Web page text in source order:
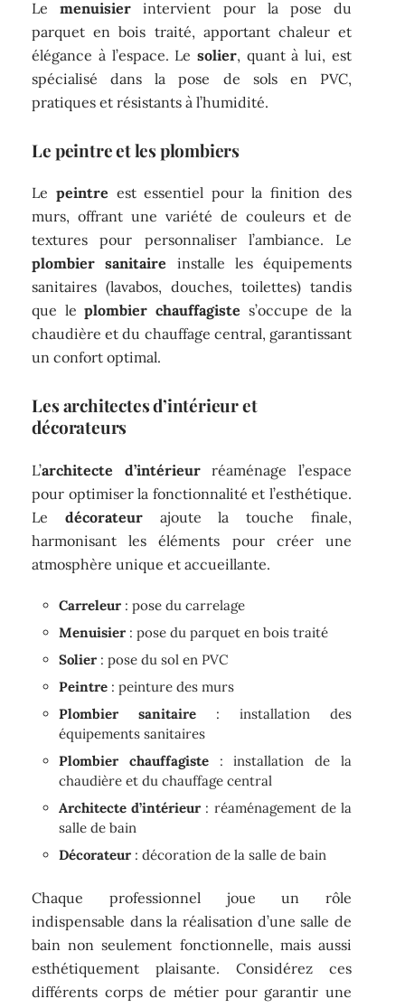
Lemenuisier intervient pour la pose du
parquet en bois traité, apportant chaleur et
élégance à l’espace. Le solier, quant à lui, est
spécialisé dans la pose de sols en PVC,
pratiques et résistants à l’humidité.
Le peintre et les plombiers
Le peintre est essentiel pour la finition des
murs, offrant une variété de couleurs et de
textures pour personnaliser l’ambiance. Le
plombier sanitaire installe les équipements
sanitaires (lavabos, douches, toilettes) tandis
que leplombier chauffagiste s’occupe de la
chaudière et du chauffage central, garantissant
un confort optimal.
Les architectes d’intérieur et
décorateurs
L’architecte d’intérieurréaménage l’espace
pour optimiser la fonctionnalité et l’esthétique.
Ledécorateur ajoute la touche finale,
harmonisant les éléments pour créer une
atmosphère unique et accueillante.
Carreleur : pose du carrelage
Menuisier : pose du parquet en bois traité
Solier : pose du sol en PVC
Peintre : peinture des murs
Plombier sanitaire : installation des
équipements sanitaires
Plombier chauffagiste : installation de la
chaudière et du chauffage central
Architecte d’intérieur : réaménagement de la
salle de bain
Décorateur : décoration de la salle de bain
Chaque professionnel joue un rôle
indispensable dans la réalisation d’une salle de
bain non seulement fonctionnelle, mais aussi
esthétiquement plaisante. Considérez ces
différents corps de métier pour garantir une